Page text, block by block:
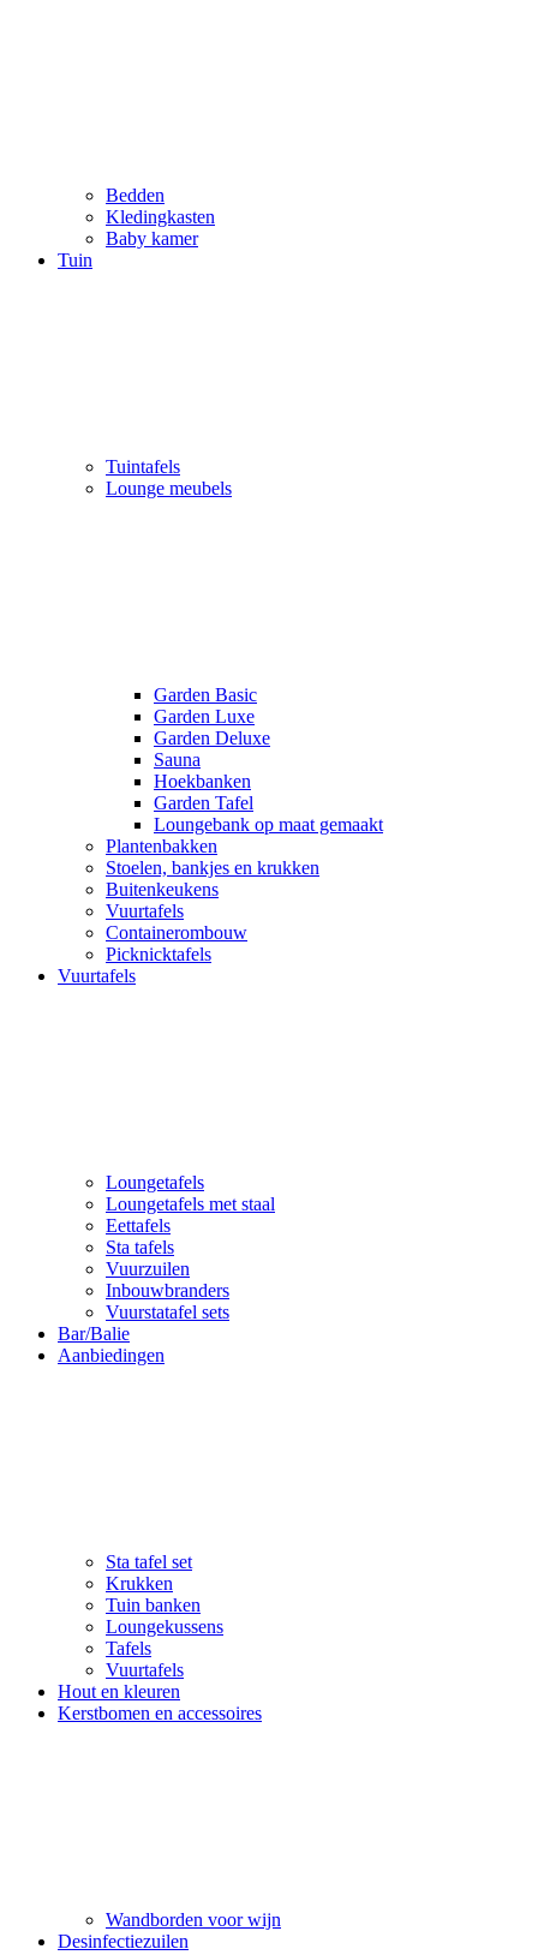
Bedden
Kledingkasten
Baby kamer
Tuin
Tuintafels
Lounge meubels
Garden Basic
Garden Luxe
Garden Deluxe
Sauna
Hoekbanken
Garden Tafel
Loungebank op maat gemaakt
Plantenbakken
Stoelen, bankjes en krukken
Buitenkeukens
Vuurtafels
Containerombouw
Picknicktafels
Vuurtafels
Loungetafels
Loungetafels met staal
Eettafels
Sta tafels
Vuurzuilen
Inbouwbranders
Vuurstatafel sets
Bar/Balie
Aanbiedingen
Sta tafel set
Krukken
Tuin banken
Loungekussens
Tafels
Vuurtafels
Hout en kleuren
Kerstbomen en accessoires
Wandborden voor wijn
Desinfectiezuilen